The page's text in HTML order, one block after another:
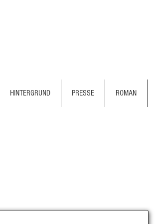
HINTERGRUND PRESSE ROMAN